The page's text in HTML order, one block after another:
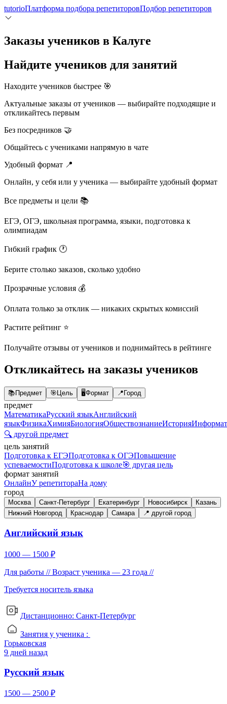
tutorioПлатформа подбора репетиторовПодбор репетиторов
Заказы учеников в Калуге
Найдите учеников для занятий
Находите учеников быстрее 🎯
Актуальные заказы от учеников — выбирайте подходящие и
откликайтесь первым
Без посредников 🤝
Общайтесь с учениками напрямую в чате
Удобный формат 📍
Онлайн, у себя или у ученика — выбирайте удобный формат
Все предметы и цели 📚
ЕГЭ, ОГЭ, школьная программа, языки, подготовка к
олимпиадам
Гибкий график 🕐
Берите столько заказов, сколько удобно
Прозрачные условия 💰
Оплата только за отклик — никаких скрытых комиссий
Растите рейтинг ⭐
Получайте отзывы от учеников и поднимайтесь в рейтинге
Откликайтесь на заказы учеников
📚Предмет 🎯Цель 🖥️Формат 📍Город
предмет
МатематикаРусский языкАнглийский
языкФизикаХимияБиологияОбществознаниеИстория
🔍 другой предмет
цель занятий
Подготовка к ЕГЭПодготовка к ОГЭПовышение
успеваемостиПодготовка к школе🎯 другая цель
формат занятий
ОнлайнУ репетитораНа дому
город
Москва Санкт-Петербург Екатеринбург Новосибирск
Казань
Нижний Новгород
Краснодар Самара 📍 другой город
Английский язык
1000 — 1500 ₽
Для работы //Возраст ученика — 23 года //
Требуется носитель языка
Дистанционно: Санкт-Петербург
Занятия у ученика :
Горьковская
9 дней назад
Русский язык
1500 — 2500 ₽